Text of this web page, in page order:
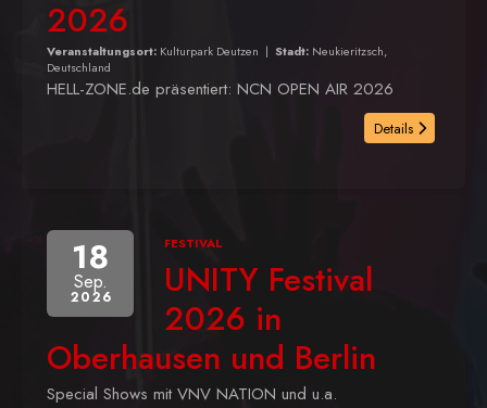
2026
Veranstaltungsort: Kulturpark Deutzen | Stadt: Neukieritzsch,
Deutschland
HELL-ZONE.de präsentiert: NCN OPEN AIR 2026
Details
18
Sep.
2026
FESTIVAL
UNITY Festival
2026 in
Oberhausen und Berlin
Special Shows mit VNV NATION und u.a.